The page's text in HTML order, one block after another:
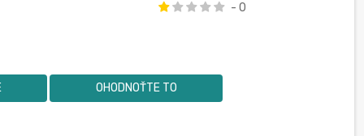
- 0
OHODNOŤTE TO